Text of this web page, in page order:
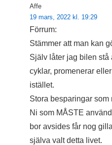
Affe
19 mars, 2022 kl. 19:29
Förrum:
Stämmer att man kan
Själv låter jag bilen stå
cyklar, promenerar
istället.
Stora besparingar som
Ni som MÅSTE
bor avsides får nog
själva valt detta livet.